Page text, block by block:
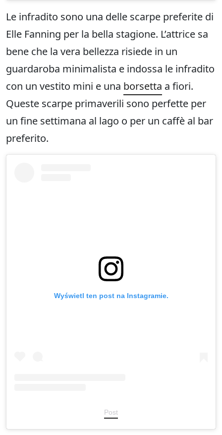
Le infradito sono una delle scarpe preferite di
Elle Fanning per la bella stagione. L’attrice sa
bene che la vera bellezza risiede in un
guardaroba minimalista e indossa le infradito
con un vestito mini e una borsetta a fiori.
Queste scarpe primaverili sono perfette per
un fine settimana al lago o per un caffè al bar
preferito.
Wyświetl ten post na Instagramie.
Post